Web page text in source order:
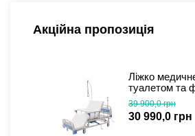
Акційна пропозиція
Ліжко
туалетом та
бокового
тяжкохворих
39 900,0 грн
30 990,0 грн